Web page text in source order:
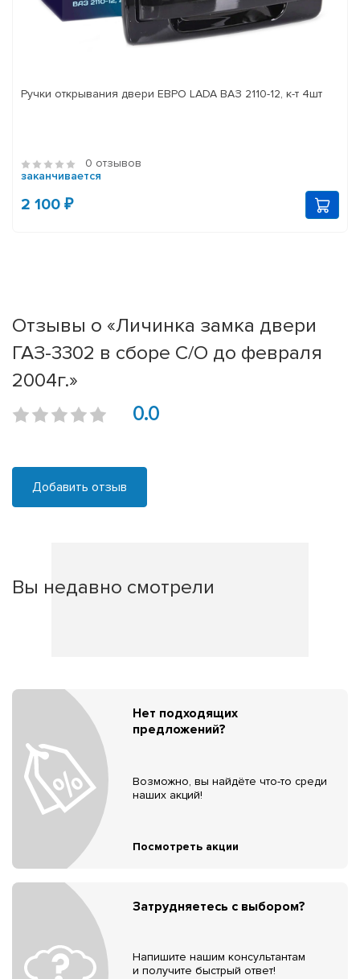
Ручки открывания двери ЕВРО LADA ВАЗ 2110-12, к-т 4шт
0 отзывов
заканчивается
2 100 ₽
Отзывы о «Личинка замка двери
ГАЗ-3302 в сборе С/О до февраля
2004г.»
0.0
Добавить отзыв
Вы недавно смотрели
Нет подходящих
предложений?
Возможно, вы найдёте что-то среди
наших акций!
Посмотреть акции
Затрудняетесь с выбором?
Напишите нашим консультантам
и получите быстрый ответ!